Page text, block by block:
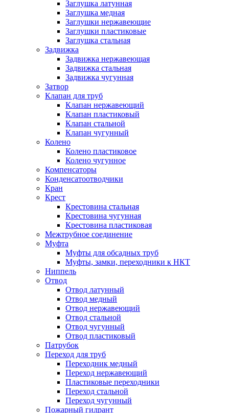
Заглушка латунная
Заглушка медная
Заглушки нержавеющие
Заглушки пластиковые
Заглушка стальная
Задвижка
Задвижка нержавеющая
Задвижка стальная
Задвижка чугунная
Затвор
Клапан для труб
Клапан нержавеющий
Клапан пластиковый
Клапан стальной
Клапан чугунный
Колено
Колено пластиковое
Колено чугунное
Компенсаторы
Конденсатоотводчики
Кран
Крест
Крестовина стальная
Крестовина чугунная
Крестовина пластиковая
Межтрубное соединение
Муфта
Муфты для обсадных труб
Муфты, замки, переходники к НКТ
Ниппель
Отвод
Отвод латунный
Отвод медный
Отвод нержавеющий
Отвод стальной
Отвод чугунный
Отвод пластиковый
Патрубок
Переход для труб
Переходник медный
Переход нержавеющий
Пластиковые переходники
Переход стальной
Переход чугунный
Пожарный гидрант